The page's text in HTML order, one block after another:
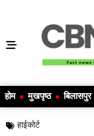
होम मुखपृष्ठ बिलासपुर
हाईकोर्ट